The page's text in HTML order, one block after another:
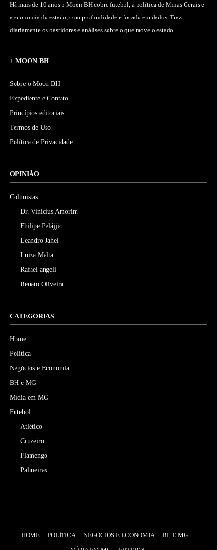
Há mais de 10 anos o Moon BH cobre futebol, a política de Minas Gerais e
a economia do estado, com profundidade e focado em dados. Traz
diariamente os bastidores e análises sobre o que move o estado.
+ MOON BH
Sobre o Moon BH
Expediente e Contato
Princípios editoriais
Termos de Uso
Política de Privacidade
OPINIÃO
Colunistas
Dr. Vinicius Amorim
Fhilipe Pelájjio
Leandro Jahel
Luiza Malta
Rafael angeli
Renato Oliveira
CATEGORIAS
Home
Política
Negócios e Economia
BH e MG
Mídia em MG
Futebol
Atlético
Cruzeiro
Flamengo
Palmeiras
HOME POLÍTICA NEGÓCIOS E ECONOMIA
BH E MG